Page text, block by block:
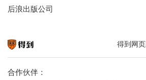
后浪出版公司
得到网
合作伙伴：